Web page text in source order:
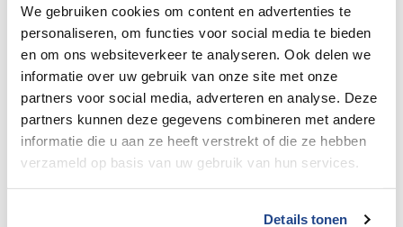
We gebruiken cookies om content en advertenties te
personaliseren, om functies voor social media te bieden
en om ons websiteverkeer te analyseren. Ook delen we
informatie over uw gebruik van onze site met onze
partners voor social media, adverteren en analyse. Deze
partners kunnen deze gegevens combineren met andere
informatie die u aan ze heeft verstrekt of die ze hebben
verzameld op basis van uw gebruik van hun services.
Details tonen